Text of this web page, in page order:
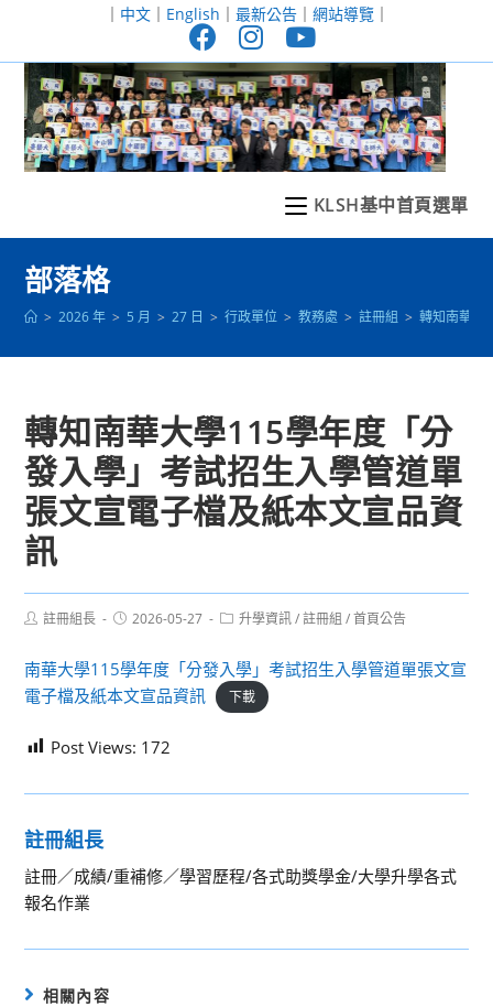
至
｜ 中文｜ English ｜ 最新公告｜ 網站導覽｜
KLSH基中首頁選單
部落格
> 2026 年 > 5 月 > 27 日 > 行政單位 > 教務處 > 註冊組 > 轉知南華大
轉知南華大學115學年度「分
發入學」考試招生入學管道單
張文宣電子檔及紙本文宣品資
訊
Post註冊組長
Post2026-05-27
Post升學資訊 / 註冊組 / 首頁公告
南華大學115學年度「分發入學」考試招生入學管道單張文宣
電子檔及紙本文宣品資訊
下載
Post Views: 172
註冊組長
註冊／成績/重補修／學習歷程/各式助獎學金/大學升學各式
報名作業
相關內容